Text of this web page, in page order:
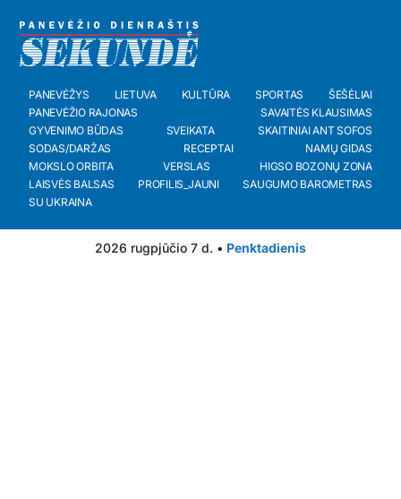
PANEVĖŽYS LIETUVA KULTŪRA SPORTAS
ŠEŠĖLIAI
PANEVĖŽIO RAJONAS
SAVAITĖS KLAUSIMAS
GYVENIMO BŪDAS
SVEIKATA
SKAITINIAI ANT SOFOS
SODAS/DARŽAS
RECEPTAI
NAMŲ GIDAS
MOKSLO ORBITA
VERSLAS
HIGSO BOZONŲ ZONA
LAISVĖS BALSAS
PROFILIS_JAUNI
SAUGUMO BAROMETRAS
SU UKRAINA
2026 rugpjūčio 7 d. • Penktadienis